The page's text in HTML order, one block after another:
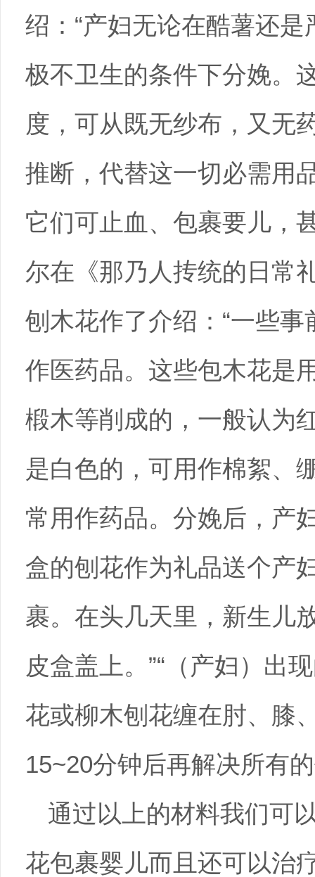
绍：“产妇无论在酷薯还
极不卫生的条件下分娩。
度，可从既无纱布，又无
推断，代替这一切必需用
它们可止血、包裹要儿，
尔在《那乃人抟统的日常
刨木花作了介绍：“一些
作医药品。这些包木花是
椴木等削成的，一般认为
是白色的，可用作棉絮、
常用作药品。分娩后，产
盒的刨花作为礼品送个产
裹。在头几天里，新生儿
皮盒盖上。”“（产妇）出
花或柳木刨花缠在肘、膝
15~20分钟后再解决所有
通过以上的材料我们可
花包裹婴儿而且还可以治